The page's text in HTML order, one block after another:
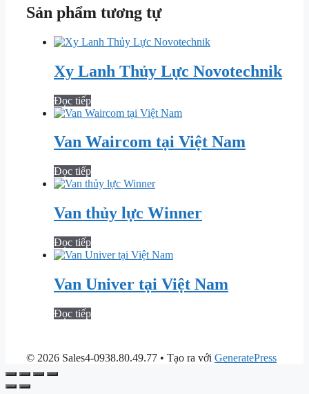
Sản phẩm tương tự
Xy Lanh Thủy Lực Novotechnik
Đọc tiếp
Van Waircom tại Việt Nam
Đọc tiếp
Van thủy lực Winner
Đọc tiếp
Van Univer tại Việt Nam
Đọc tiếp
© 2026 Sales4-0938.80.49.77 • Tạo ra với GeneratePress